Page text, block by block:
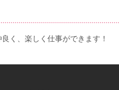
く、楽しく仕事ができます！